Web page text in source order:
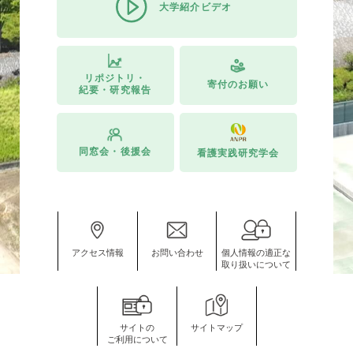
大学紹介ビデオ
リポジトリ・
紀要・研究報告
寄付のお願い
同窓会・後援会 看護実践研究学会
アクセス情報 お問い合わせ
個人情報の適正な
取り扱いについて
サイトの
ご利用について
サイトマップ